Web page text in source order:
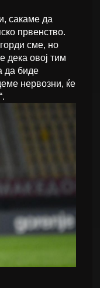
сакаме да
првенство.
сме, но
дека овој тим
да биде
нервозни, ќе